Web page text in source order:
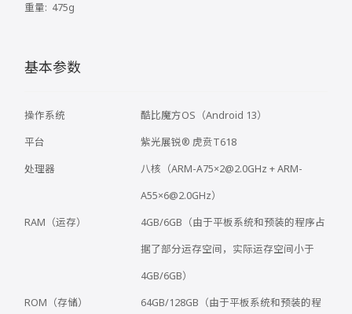
重量: 475g
基本参数
操作系统
平台
处理器
RAM（运存）
ROM（存储）
酷比魔方OS（Android 13）
紫光展锐® 虎贲T618
八核（ARM-A75×2@2.0GHz + ARM-
A55×6@2.0GHz）
4GB/6GB（由于平板系统和预装的程序占
据了部分运存空间，实际运存空间小于
4GB/6GB）
64GB/128GB（由于平板系统和预装的程